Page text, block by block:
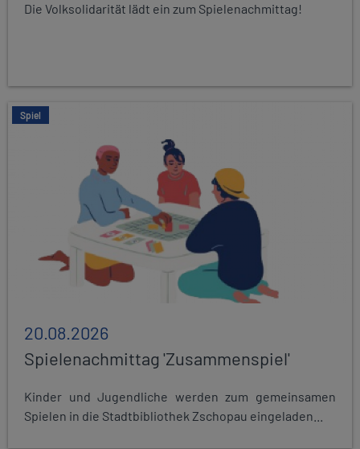
Die Volksolidarität lädt ein zum Spielenachmittag!
Spiel
20.08.2026
Spielenachmittag 'Zusammenspiel'
Kinder und Jugendliche werden zum gemeinsamen
Spielen in die Stadtbibliothek Zschopau eingeladen...